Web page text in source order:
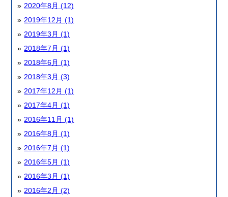
2020年8月 (12)
2019年12月 (1)
2019年3月 (1)
2018年7月 (1)
2018年6月 (1)
2018年3月 (3)
2017年12月 (1)
2017年4月 (1)
2016年11月 (1)
2016年8月 (1)
2016年7月 (1)
2016年5月 (1)
2016年3月 (1)
2016年2月 (2)